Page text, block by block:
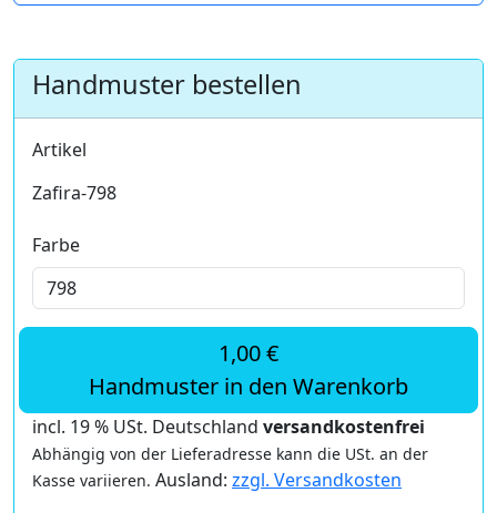
Handmuster bestellen
Artikel
Zafira-798
Farbe
1,00 €
Handmuster in den Warenkorb
incl. 19 % USt. Deutschland versandkostenfrei
Abhängig von der Lieferadresse kann die USt. an der
Kasse variieren. Ausland: zzgl. Versandkosten